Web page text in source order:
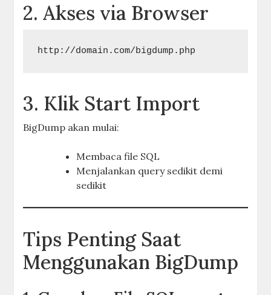
2. Akses via Browser
http://domain.com/bigdump.php
3. Klik Start Import
BigDump akan mulai:
Membaca file SQL
Menjalankan query sedikit demi
sedikit
Tips Penting Saat
Menggunakan BigDump